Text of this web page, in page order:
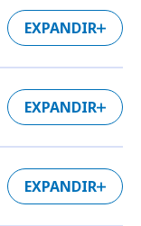
EXPANDIR
EXPANDIR
EXPANDIR